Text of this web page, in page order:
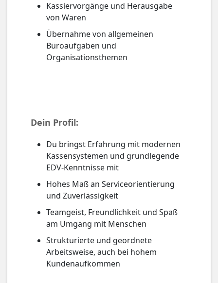
Kassiervorgänge und Herausgabe
von Waren
Übernahme von allgemeinen
Büroaufgaben und
Organisationsthemen
Dein Profil:
Du bringst Erfahrung mit modernen
Kassensystemen und grundlegende
EDV-Kenntnisse mit
Hohes Maß an Serviceorientierung
und Zuverlässigkeit
Teamgeist, Freundlichkeit und Spaß
am Umgang mit Menschen
Strukturierte und geordnete
Arbeitsweise, auch bei hohem
Kundenaufkommen